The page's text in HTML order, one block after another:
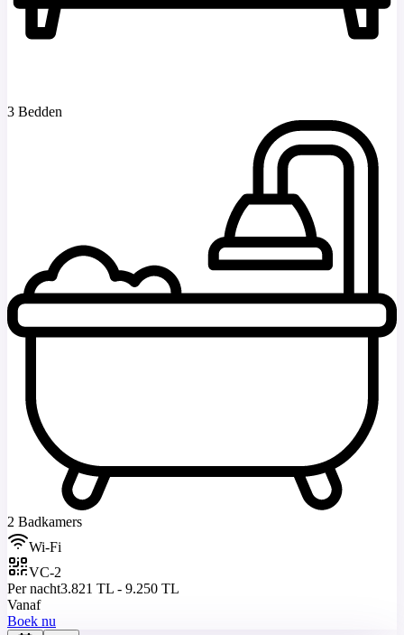
3 Bedden
2 Badkamers
Wi-Fi
VC-2
Per nacht3.821 TL - 9.250 TL
Vanaf
Boek nu